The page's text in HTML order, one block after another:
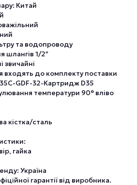
Китай
та водопроводу
шлангів 1/2″
звичайні
до комплекту поставки
GDF-32-Картридж D35
температури 90° вліво
кістка/сталь
гайка
Україна
гарантії від виробника.